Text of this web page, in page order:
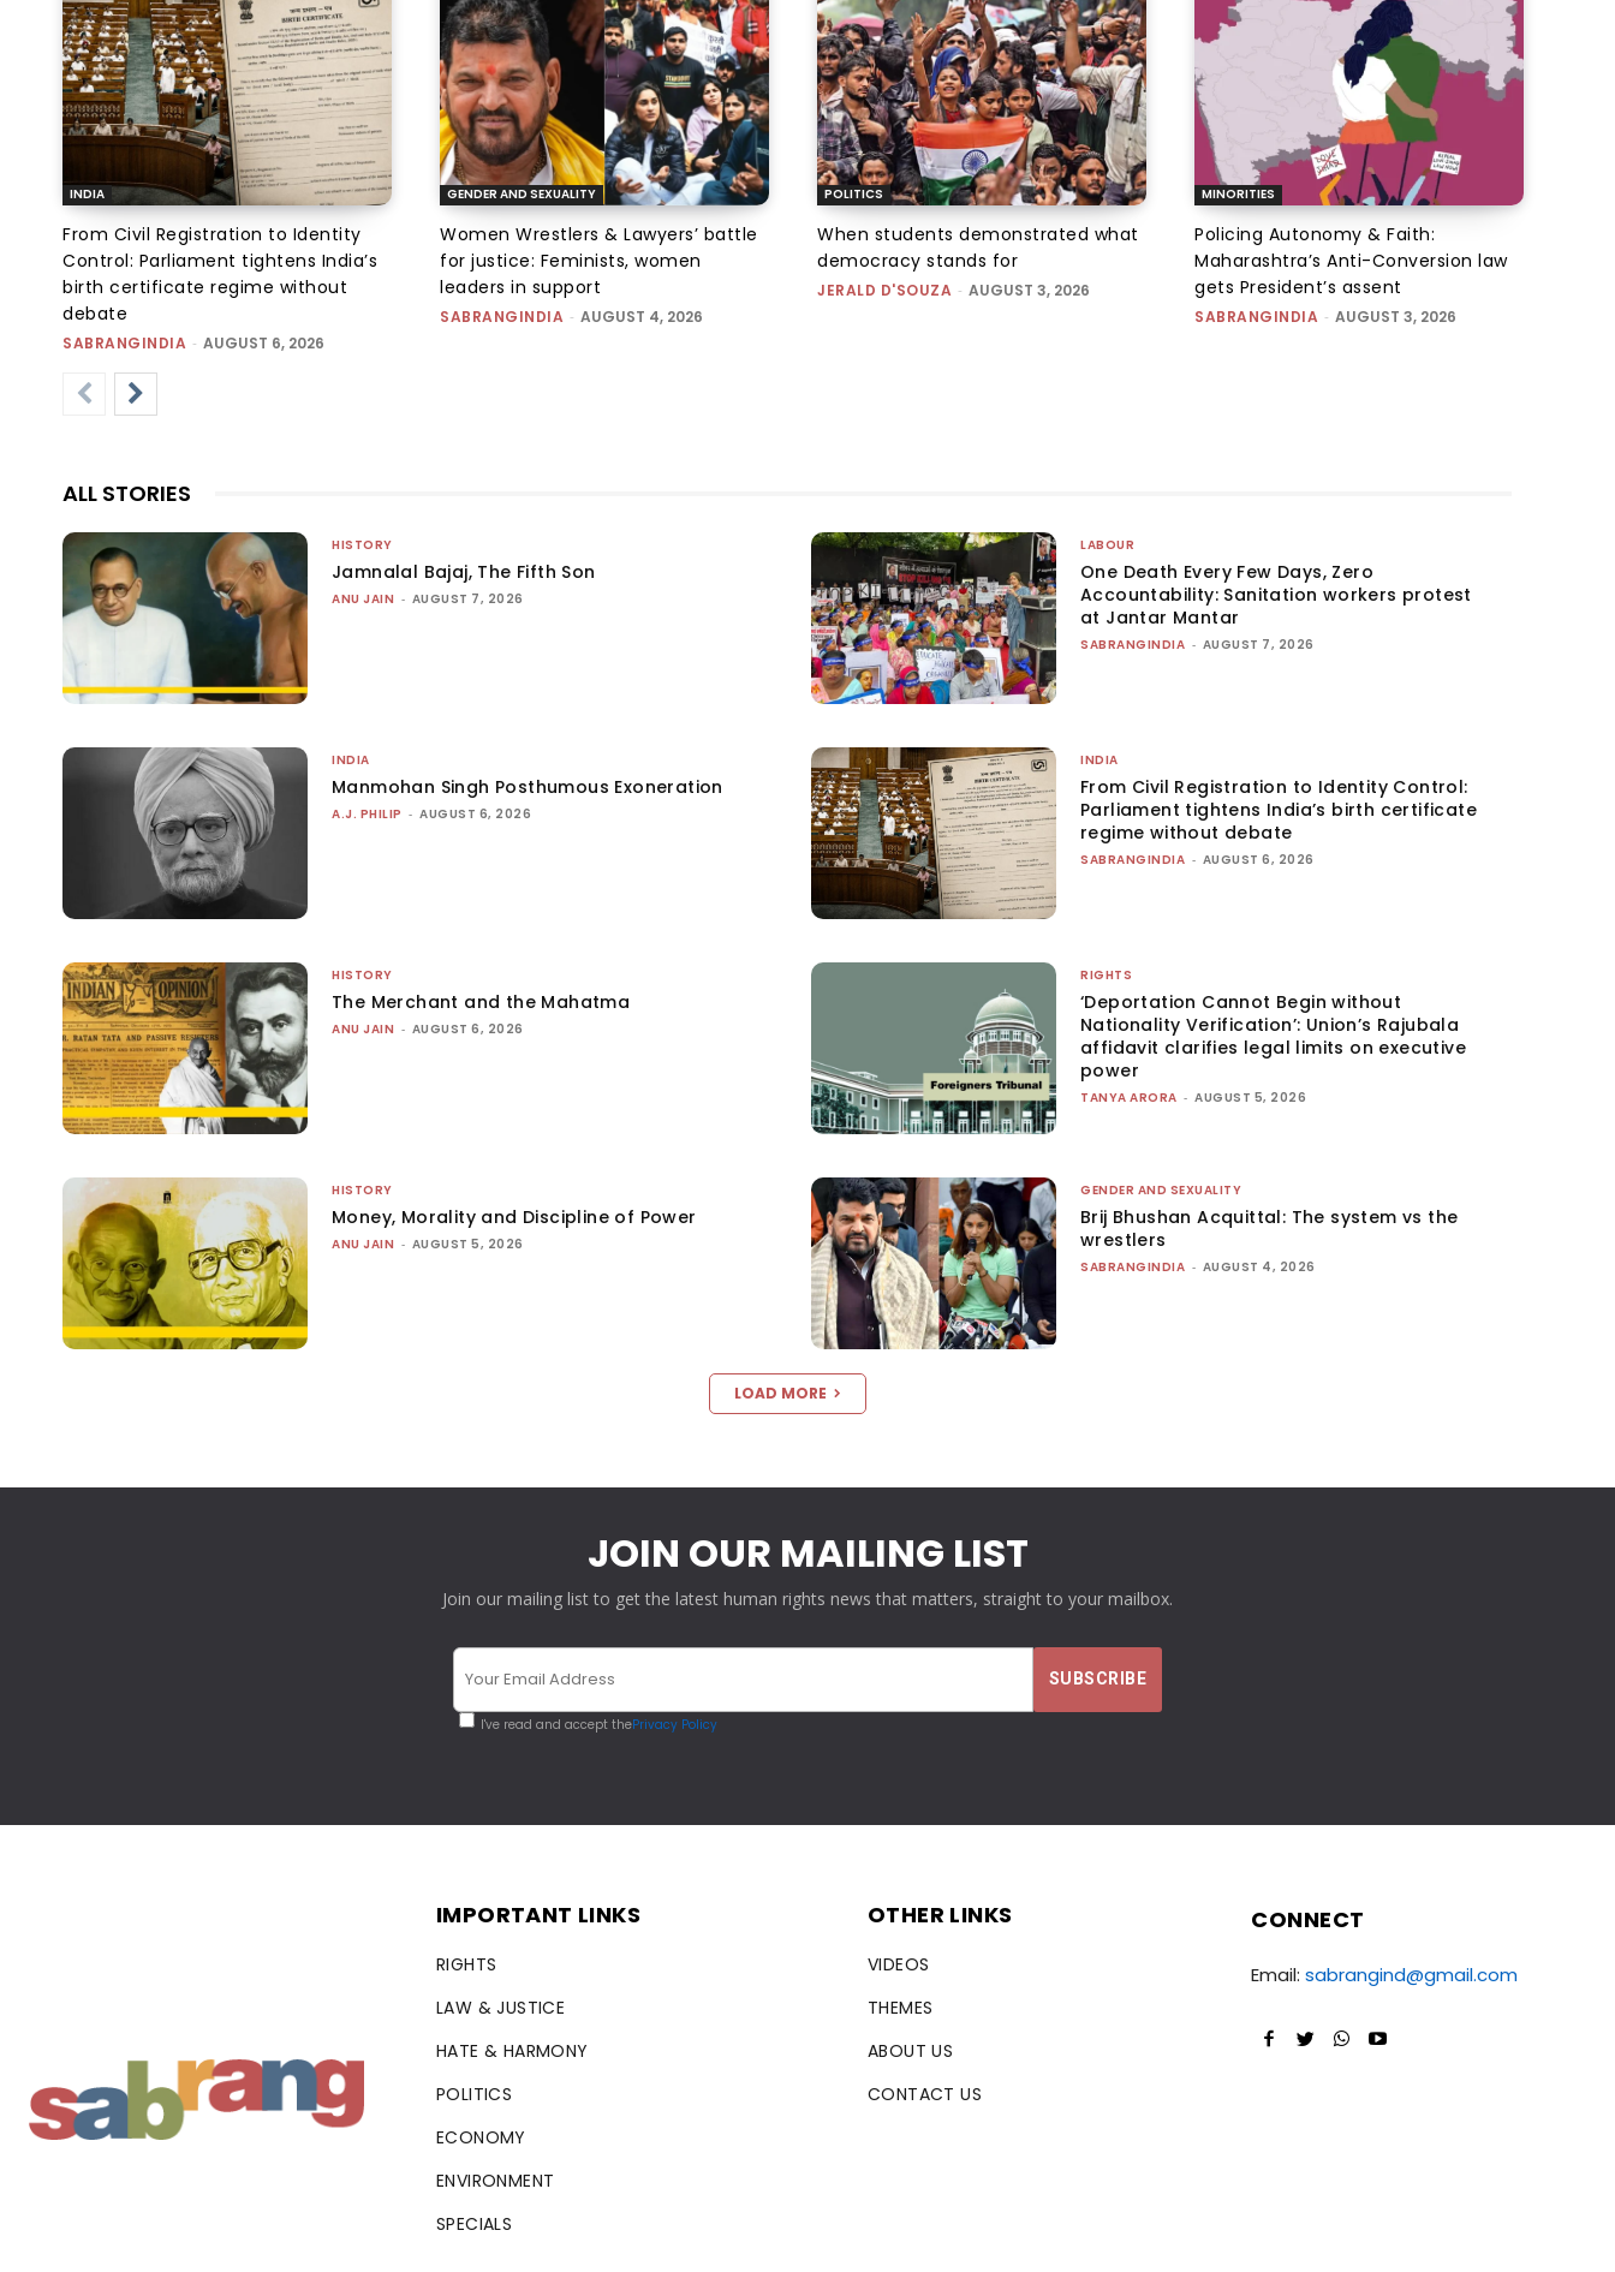
INDIA
From Civil Registration to Identity
Control: Parliament tightens India’s
birth certificate regime without
debate
SABRANGINDIA - AUGUST 6, 2026
GENDER AND SEXUALITY
Women Wrestlers & Lawyers’ battle
for justice: Feminists, women
leaders in support
SABRANGINDIA - AUGUST 4, 2026
POLITICS
When students demonstrated what
democracy stands for
JERALD D'SOUZA - AUGUST 3, 2026
MINORITIES
Policing Autonomy & Faith:
Maharashtra’s Anti-Conversion law
gets President’s assent
SABRANGINDIA - AUGUST 3, 2026
ALL STORIES
HISTORY
Jamnalal Bajaj, The Fifth Son
ANU JAIN - AUGUST 7, 2026
LABOUR
One Death Every Few Days, Zero
Accountability: Sanitation workers protest
at Jantar Mantar
SABRANGINDIA - AUGUST 7, 2026
INDIA
Manmohan Singh Posthumous Exoneration
A.J. PHILIP - AUGUST 6, 2026
INDIA
From Civil Registration to Identity Control:
Parliament tightens India’s birth certificate
regime without debate
SABRANGINDIA - AUGUST 6, 2026
HISTORY
The Merchant and the Mahatma
ANU JAIN - AUGUST 6, 2026
RIGHTS
‘Deportation Cannot Begin without
Nationality Verification’: Union’s Rajubala
affidavit clarifies legal limits on executive
power
TANYA ARORA - AUGUST 5, 2026
HISTORY
Money, Morality and Discipline of Power
ANU JAIN - AUGUST 5, 2026
GENDER AND SEXUALITY
Brij Bhushan Acquittal: The system vs the
wrestlers
SABRANGINDIA - AUGUST 4, 2026
LOAD MORE
JOIN OUR MAILING LIST
Join our mailing list to get the latest human rights news that matters, straight to your mailbox.
I've read and accept thePrivacy Policy
IMPORTANT LINKS
RIGHTS
LAW & JUSTICE
HATE & HARMONY
POLITICS
ECONOMY
ENVIRONMENT
SPECIALS
OTHER LINKS
VIDEOS
THEMES
ABOUT US
CONTACT US
CONNECT
Email: sabrangind@gmail.com